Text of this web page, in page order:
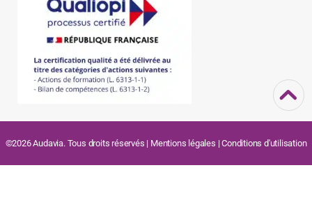
©2026 Audavia. Tous droits réservés | Mentions légales |Conditions d'utilisation